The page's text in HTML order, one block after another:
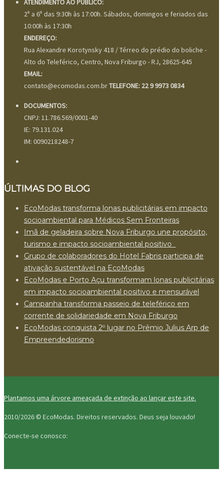
ATENDIMENTO AO PÚBLICO:
2ª a 6ª das 9:30h às 17:00h. Sábados, domingos e feriados das
10:00h às 17:30h
ENDEREÇO:
Rua Alexandre Korotynsky 418 / Térreo do prédio do boliche -
Alto do Teleférico, Centro, Nova Friburgo - RJ, 28625-645
EMAIL:
contato@ecomodas.com.brTELEFONE: 22 9 9973 0834
DOCUMENTOS:
CNPJ: 11.786.569/0001-40
IE: 79.131.024
IM: 0090218248-7
ÚLTIMAS DO BLOG
EcoModas transforma lonas publicitárias em impacto
socioambiental para Médicos Sem Fronteiras
Imã de geladeira sobre Nova Friburgo une propósito,
turismo e impacto socioambiental positivo
Grupo de colaboradores do Hotel Fabris participa de
ativação sustentável na EcoModas
EcoModas e Porto Açu transformam lonas publicitárias
em impacto socioambiental positivo e mensurável
Campanha transforma passeio de teleférico em
corrente de solidariedade em Nova Friburgo
EcoModas conquista 2º lugar no Prêmio Julius Arp de
Empreendedorismo
Plantamos uma árvore ameaçada de extinção ao lançar este site.
2010/2026 © EcoModas. Direitos reservados. Deus seja louvado!
Conecte-se conosco: